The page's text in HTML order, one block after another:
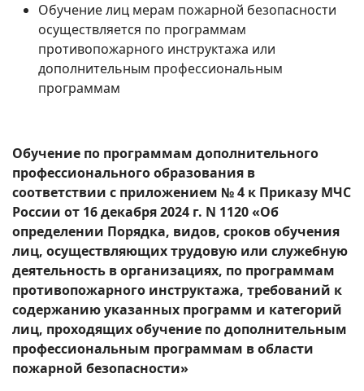
Обучение лиц мерам пожарной безопасности
осуществляется по программам
противопожарного инструктажа или
дополнительным профессиональным
программам
Обучение по программам дополнительного
профессионального образования в
соответствии с приложением № 4 к Приказу МЧС
России от 16 декабря 2024 г. N 1120 «Об
определении Порядка, видов, сроков обучения
лиц, осуществляющих трудовую или служебную
деятельность в организациях, по программам
противопожарного инструктажа, требований к
содержанию указанных программ и категорий
лиц, проходящих обучение по дополнительным
профессиональным программам в области
пожарной безопасности»